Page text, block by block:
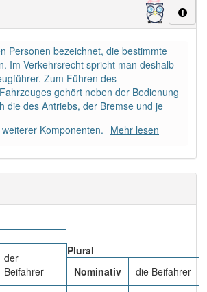
×
"-rer" enden, haben fast immer
10
-beifahrer : 1
Personen bezeichnet, die bestimmte
Im Verkehrsrecht spricht man deshalb
Zum Führen des
gehört neben der Bedienung
die des Antriebs, der Bremse und je
Komponenten. Mehr lesen
der
Beifahrer
Plural
Nominativ
die Beifahrer